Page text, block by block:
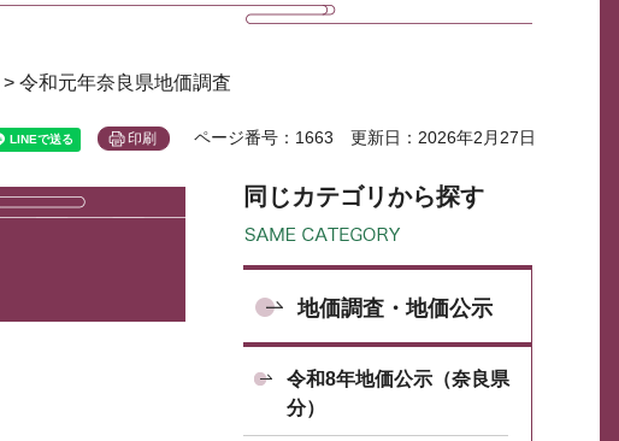
> 令和元年奈良県地価調査
印刷 ページ番号：1663 更新日：2026年2月27日
同じカテゴリから探す
地価調査・地価公示
令和8年地価公示（奈良県
分）